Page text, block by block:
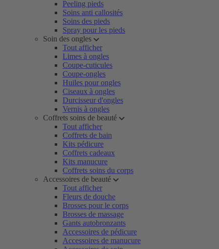
Peeling pieds
Soins anti callosités
Soins des pieds
Spray pour les pieds
Soin des ongles
Tout afficher
Limes à ongles
Coupe-cuticules
Coupe-ongles
Huiles pour ongles
Ciseaux à ongles
Durcisseur d'ongles
Vernis à ongles
Coffrets soins de beauté
Tout afficher
Coffrets de bain
Kits pédicure
Coffrets cadeaux
Kits manucure
Coffrets soins du corps
Accessoires de beauté
Tout afficher
Fleurs de douche
Brosses pour le corps
Brosses de massage
Gants autobronzants
Accessoires de pédicure
Accessoires de manucure